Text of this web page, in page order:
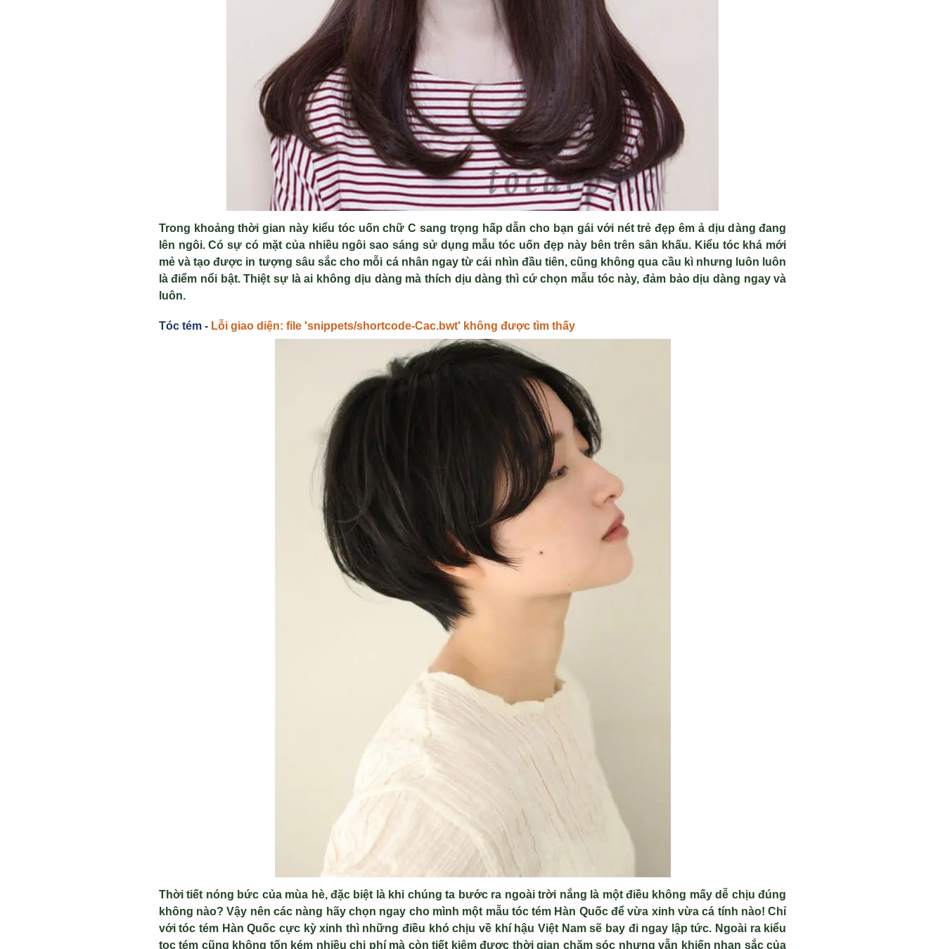
Trong khoảng thời gian này kiểu tóc uốn chữ C sang trọng hấp dẫn cho bạn gái với nét trẻ đẹpêm ả dịu d àng đang
lên ngôi. Có sự có mặt của nhiều ngôi sao sáng sử dụng mẫu tóc uốn đẹp này bên trên sân khấu. Kiểu tóc khá mới
mẻ và tạo được in tượng sâu sắc cho mỗi cá nhân ngay từ cái nhìn đầu tiên, cũng không qua cầu kì nhưng luôn luôn
là điểm nổi bật. Thiệt sự l à ai không d ịu dàng mà thích d ịu dàng thì cứ chọn mẫu tóc này, đảm bảo dịu dàng ngay và
luôn.
Tóc tém - Lỗi giao diện: file 'snippets/shortcode-Cac.bwt' không được tìm thấy
Thời tiết nóng bức của mùa hè, đặc biệt l à khi chúng ta bước ra ngoài trời nắng là một điều không mấy dễ chịu đúng
không nào? Vậy nên các nàng hãy chọn ngay cho mình một mẫu tóc tém Hàn Quốc để vừa xinh vừa cá tính nào! Chỉ
với tóc tém Hàn Quốc cực kỳ xinh thì những điều khó chịu về khí hậu Việt Nam sẽ bay đi ngay lập tức. Ngoài ra kiểu
toc tém cũng không tốn kém nhiều chi phí mà còn tiết kiệm được thời gian chăm sóc nhưng vẫn khiến nhan sắc của